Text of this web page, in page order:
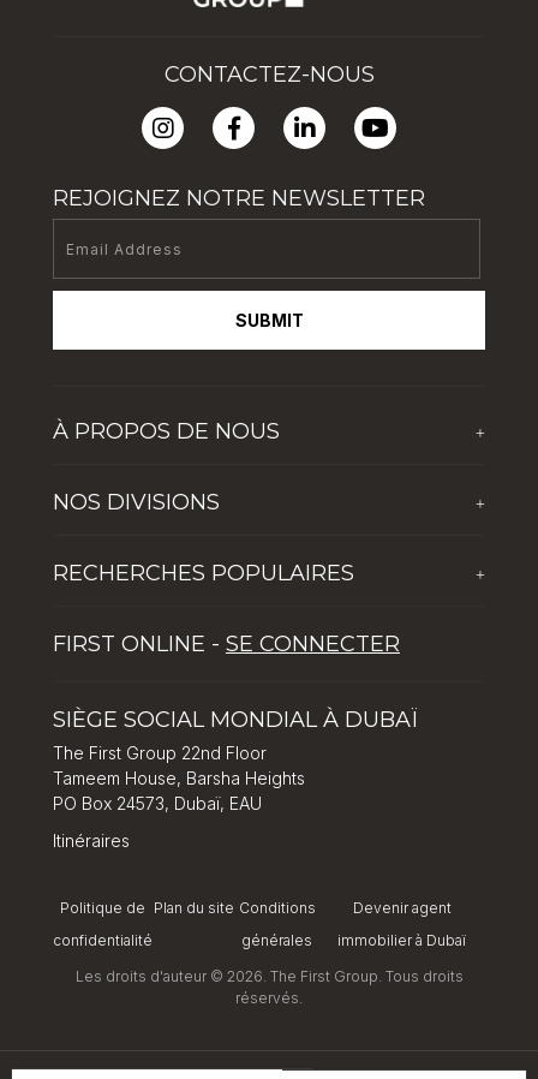
CONTACTEZ-NOUS
REJOIGNEZ NOTRE NEWSLETTER
SUBMIT
À PROPOS DE NOUS +
Dernières nouvelles
NOS DIVISIONS +
Global Solutions by The First Group
RECHERCHES POPULAIRES +
populaire au monde
Comment investir à Dubaï : Tirer parti des opportunités
dans l’immobilier et l’hôtellerie
FIRST ONLINE - SE CONNECTER
SIÈGE SOCIAL MONDIAL À DUBAÏ
The First Group 22nd Floor
Tameem House, Barsha Heights
PO Box 24573, Dubaï, EAU
Itinéraires
Politique de
confidentialité
Plan du site Conditions
générales
Devenir agent
immobilier à Dubaï
Les droits d'auteur © 2026. The First Group. Tous droits
réservés.